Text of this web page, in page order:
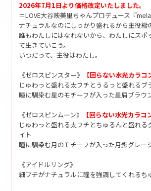
2026年7月1日より価格改定いたしました。
＝LOVE大谷映美里ちゃんプロデュース『
ナチュラルなのにしっかり盛れるから主役級
誰もわたしにはなれないから、わたしにスポ
て生きていこう。
いつだって、主役はわたし。
《ゼロスピンスター》
【回らない水光カラコ
じゅわっと盛れる太フチとうるっと盛れるブ
瞳に馴染む星のモチーフが入った星屑ブラウ
《ゼロスピンムーン》
【回らない水光カラコ
じゅわっと盛れる太フチとちゅるんと盛れる
イト
瞳に馴染む月のモチーフが入った月影グレー
《アイドルリング》
細フチがナチュラルに瞳を強調してくれるち